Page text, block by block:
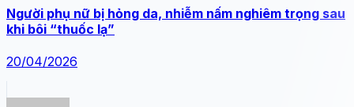
Người phụ nữ bị hỏng da, nhiễm nấm nghiêm trọng sau
khi bôi “thuốc lạ”
20/04/2026